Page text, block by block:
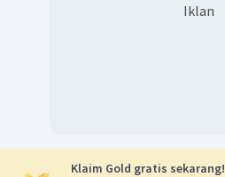
Iklan
Klaim Gold gratis sekarang!